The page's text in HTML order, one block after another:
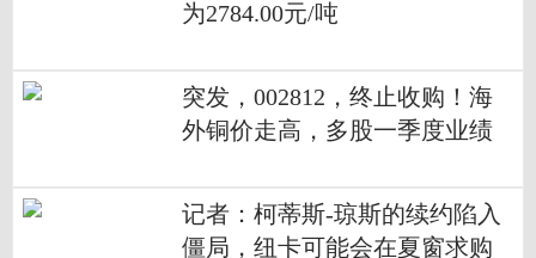
为2784.00元/吨
突发，002812，终止收购！海
外铜价走高，多股一季度业绩
记者：柯蒂斯-琼斯的续约陷入
僵局，纽卡可能会在夏窗求购